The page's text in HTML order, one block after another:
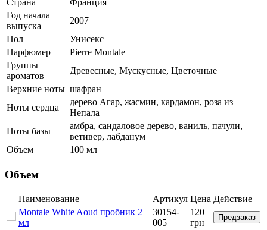
Год начала
выпуска
2007
Пол
Унисекс
Парфюмер
Pierre Montale
Группы
ароматов
Древесные, Мускусные, Цветочные
Верхние ноты шафран
Ноты сердца
дерево Агар, жасмин, кардамон, роза из
Непала
Ноты базы
амбра, сандаловое дерево, ваниль, пачули,
ветивер, лабданум
Объем
100 мл
Объем
Наименование Артикул Цена Действие
Montale White Aoud пробник 2
мл
30154-
005
120
грн
Предзаказ